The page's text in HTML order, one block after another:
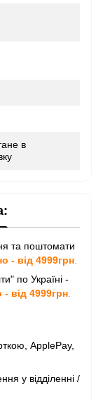
в
та поштомати
- від 4999грн
по Україні -
від 4999грн
ApplePay,
у відділенні /